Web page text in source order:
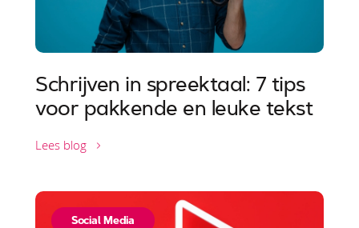
Schrijven in spreektaal: 7 tips
voor pakkende en leuke tekst
Lees blog
Social Media